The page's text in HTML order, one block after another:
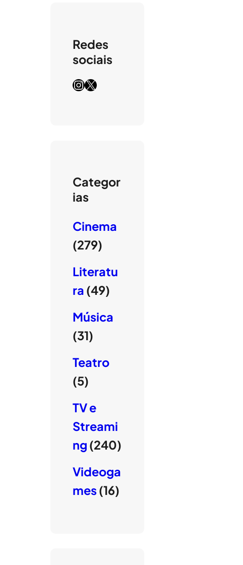
Redes
sociais
InstagramX
Categor
ias
Cinema
(279)
Literatu
ra (49)
Música
(31)
Teatro
(5)
TV e
Streami
ng (240)
Videoga
mes(16)